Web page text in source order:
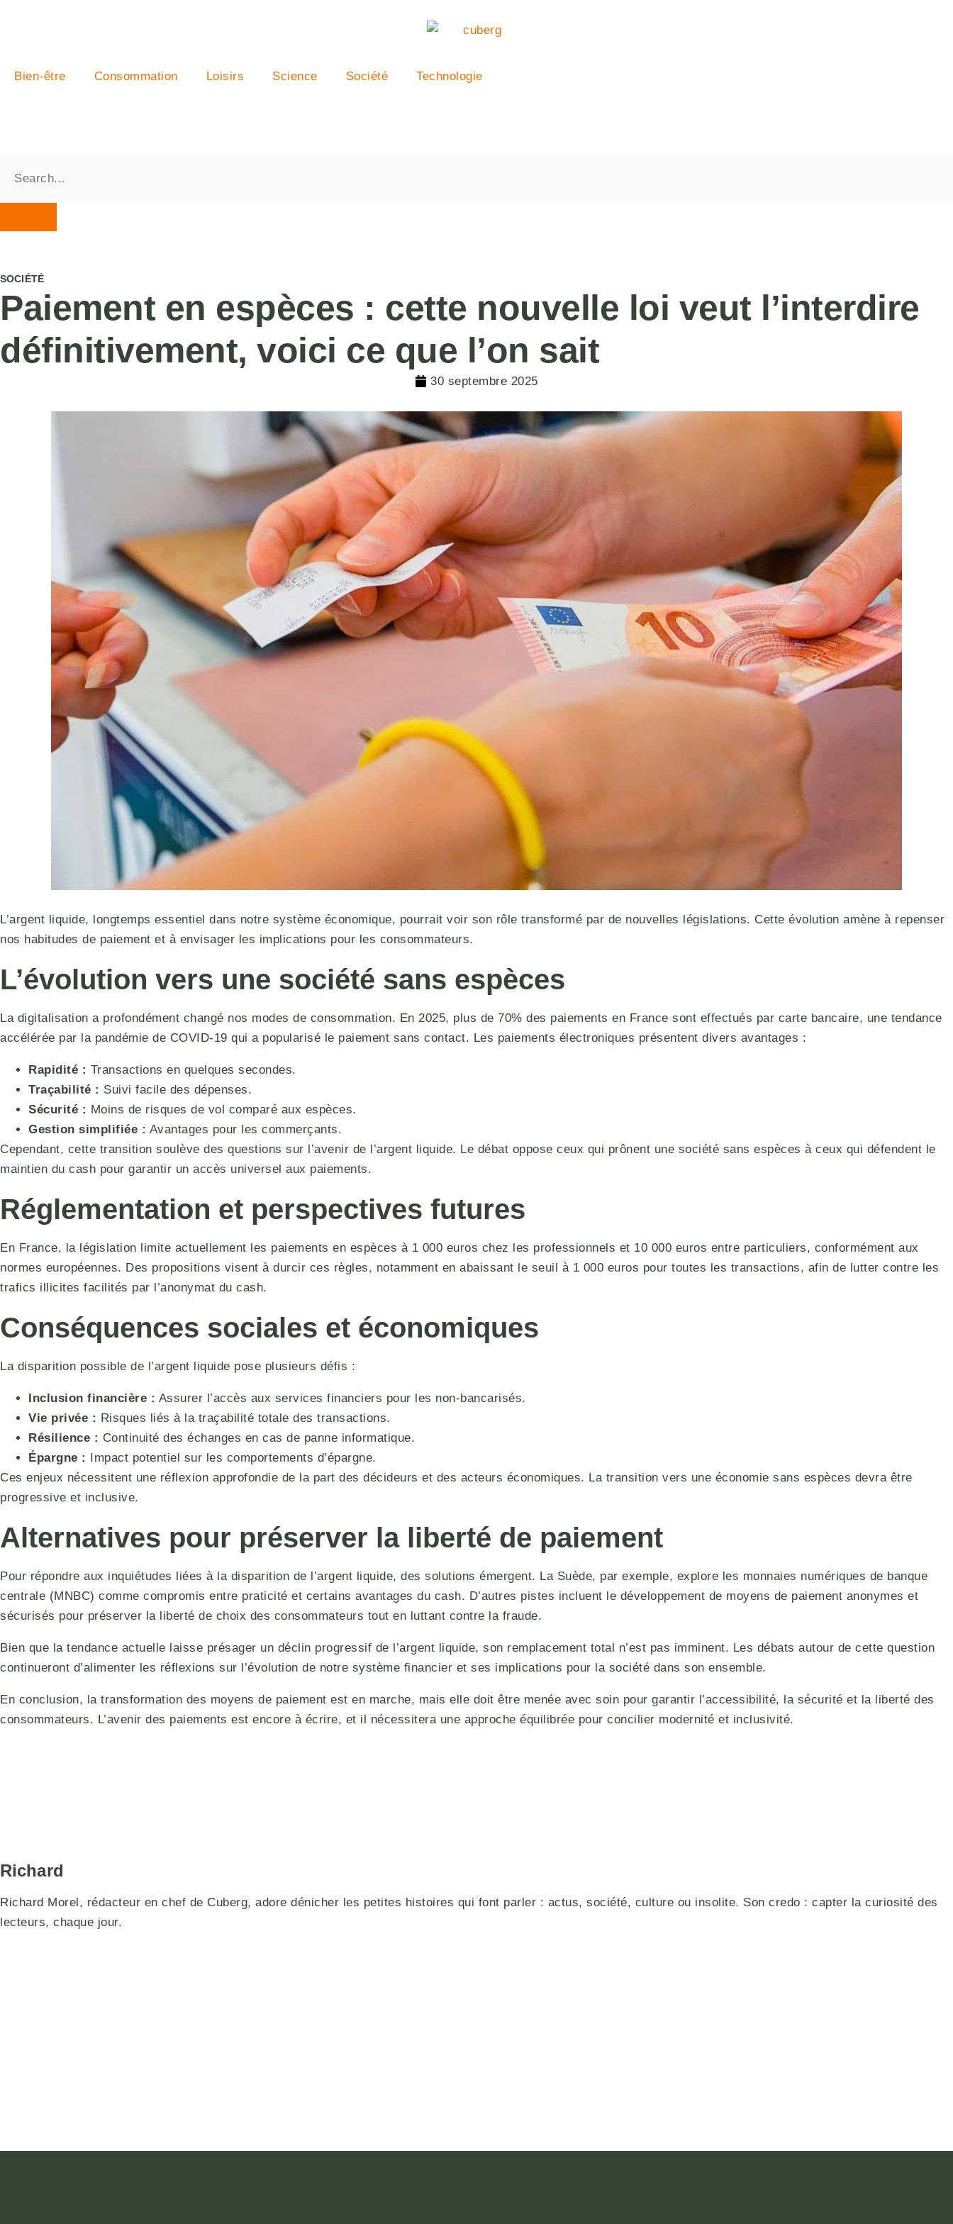
Bien-être Consommation Loisirs Science Société Technologie
SOCIÉTÉ
Paiement en espèces : cette nouvelle loi veut l’interdire
définitivement, voici ce que l’on sait
30 septembre 2025
L’argent liquide, longtemps essentiel dans notre système économique, pourrait voir son rôle transformé par de nouvelles législations. Cette évolution amène à repenser
nos habitudes de paiement et à envisager les implications pour les consommateurs.
L’évolution vers une société sans espèces
La digitalisation a profondément changé nos modes de consommation. En 2025, plus de 70% des paiements en France sont effectués par carte bancaire, une tendance
accélérée par la pandémie de COVID-19 qui a popularisé le paiement sans contact. Les paiements électroniques présentent divers avantages :
Rapidité : Transactions en quelques secondes.
Traçabilité : Suivi facile des dépenses.
Sécurité : Moins de risques de vol comparé aux espèces.
Gestion simplifiée : Avantages pour les commerçants.
Cependant, cette transition soulève des questions sur l’avenir de l’argent liquide. Le débat oppose ceux qui prônent une société sans espèces à ceux qui défendent le
maintien du cash pour garantir un accès universel aux paiements.
Réglementation et perspectives futures
En France, la législation limite actuellement les paiements en espèces à 1 000 euros chez les professionnels et 10 000 euros entre particuliers, conformément aux
normes européennes. Des propositions visent à durcir ces règles, notamment en abaissant le seuil à 1 000 euros pour toutes les transactions, afin de lutter contre les
trafics illicites facilités par l’anonymat du cash.
Conséquences sociales et économiques
La disparition possible de l’argent liquide pose plusieurs défis :
Inclusion financière : Assurer l’accès aux services financiers pour les non-bancarisés.
Vie privée : Risques liés à la traçabilité totale des transactions.
Résilience : Continuité des échanges en cas de panne informatique.
Épargne : Impact potentiel sur les comportements d’épargne.
Ces enjeux nécessitent une réflexion approfondie de la part des décideurs et des acteurs économiques. La transition vers une économie sans espèces devra être
progressive et inclusive.
Alternatives pour préserver la liberté de paiement
Pour répondre aux inquiétudes liées à la disparition de l’argent liquide, des solutions émergent. La Suède, par exemple, explore les monnaies numériques de banque
centrale (MNBC) comme compromis entre praticité et certains avantages du cash. D’autres pistes incluent le développement de moyens de paiement anonymes et
sécurisés pour préserver la liberté de choix des consommateurs tout en luttant contre la fraude.
Bien que la tendance actuelle laisse présager un déclin progressif de l’argent liquide, son remplacement total n’est pas imminent. Les débats autour de cette question
continueront d’alimenter les réflexions sur l’évolution de notre système financier et ses implications pour la société dans son ensemble.
En conclusion, la transformation des moyens de paiement est en marche, mais elle doit être menée avec soin pour garantir l’accessibilité, la sécurité et la liberté des
consommateurs. L’avenir des paiements est encore à écrire, et il nécessitera une approche équilibrée pour concilier modernité et inclusivité.
Richard
Richard Morel, rédacteur en chef de Cuberg, adore dénicher les petites histoires qui font parler : actus, société, culture ou insolite. Son credo : capter la curiosité des
lecteurs, chaque jour.